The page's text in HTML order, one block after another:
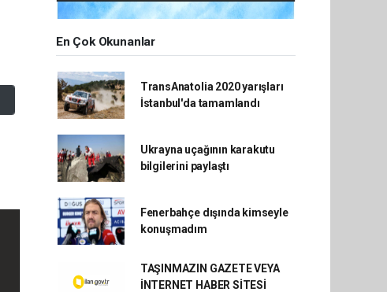
En Çok Okunanlar
TransAnatolia 2020 yarışları
İstanbul'da tamamlandı
Ukrayna uçağının karakutu
bilgilerini paylaştı
Fenerbahçe dışında kimseyle
konuşmadım
TAŞINMAZIN GAZETE VEYA
İNTERNET HABER SİTESİ